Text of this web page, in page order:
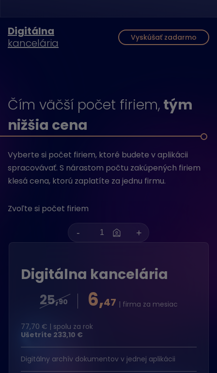
Digitálna
kancelária
Vyskúšať zadarmo
Čím väčší počet firiem, tým
nižšia cena
Vyberte si počet firiem, ktoré budete v aplikácii
spracovávať. S nárastom počtu zakúpených firiem
klesá cena, ktorú zaplatíte za jednu firmu.
Zvoľte si počet firiem
Digitálna kancelária
25,90 6,47 | firma za mesiac
77,70 € | spolu za rok
Ušetríte 233,10 €
Digitálny archív dokumentov v jednej aplikácii